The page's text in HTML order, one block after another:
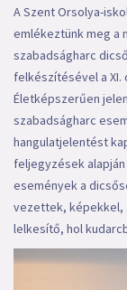
A Szent Orsolya-
emlékeztünk meg a
szabadságharc
felkészítésével a
Életképszerűen
szabadságharc
hangulatjelentést
feljegyzések
események a
vezettek, képekkel,
lelkesítő, hol